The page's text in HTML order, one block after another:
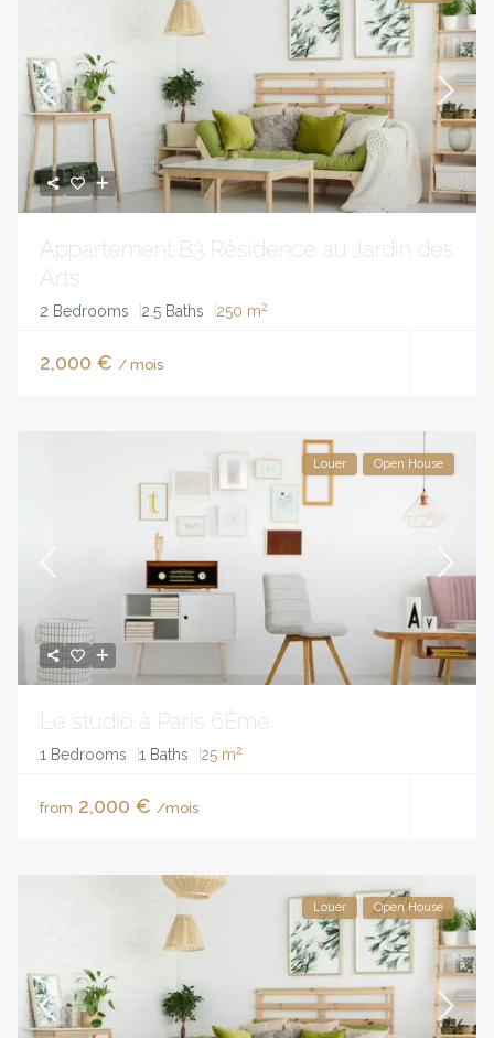
Appartement B3 Résidence au Jardin des
Arts
2 Bedrooms 2.5 Baths 250 m2
2,000 € / mois
Louer Open House
Le studio à Paris 6Ème
1 Bedrooms 1 Baths 25 m2
from 2,000 € /mois
Louer Open House